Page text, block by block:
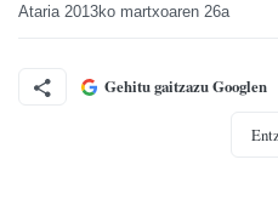
Ataria 2013ko martxoaren 26a
Gehitu gaitzazu Googlen